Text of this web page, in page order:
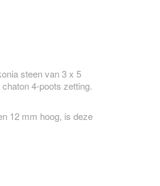
steen van 3 x 5
4-poots zetting.
12 mm hoog, is deze